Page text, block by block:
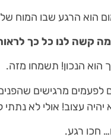
הוא הרגע שבו המוח
קשה לנו כל כך
הוא הנכון! תשמחו מזה.
לפעמים מרגישים
יהיה עצוב! אולי לא נתתי
חכו רגע.